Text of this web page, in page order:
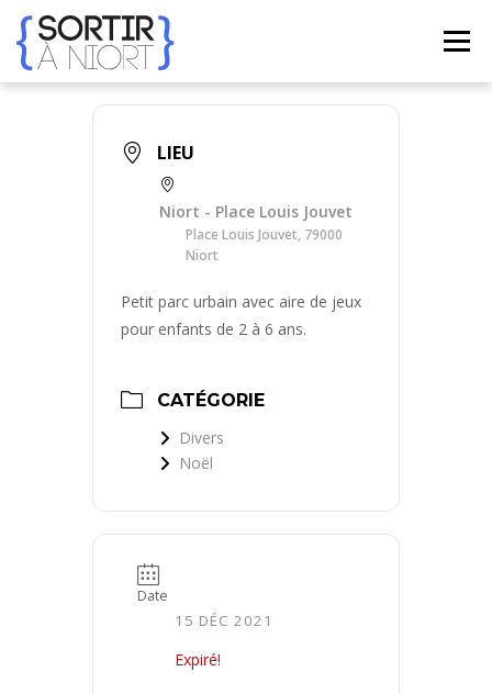
contenu
Menu
CONTACT
LIEU
Niort - Place Louis Jouvet
Place Louis Jouvet, 79000
Niort
Petit parc urbain avec aire de jeux
pour enfants de 2 à 6 ans.
CATÉGORIE
Divers
Noël
Date
15 DÉC 2021
Expiré!